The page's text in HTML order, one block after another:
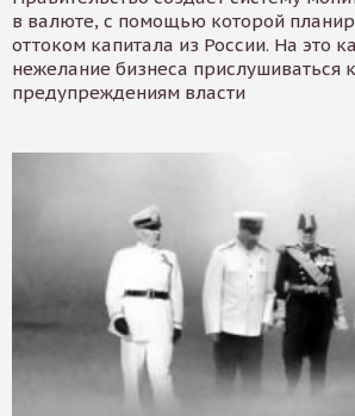
в валюте, с помощью которой
оттоком капитала из России. На это
нежелание бизнеса прислушиваться к
предупреждениям власти